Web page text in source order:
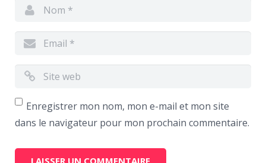
Enregistrer mon nom, mon e-mail et mon site
dans le navigateur pour mon prochain commentaire.